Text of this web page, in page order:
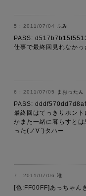
2011/07/04 ふみ
PASS:
仕事で最終回見れなかっ
2011/07/05 まおったん
PASS:
最終回はてっきりホン
かまた一緒に暮らすと
った(ノ∀`)タハー
2011/07/06 唯
[色:FF00FF]あっちゃん